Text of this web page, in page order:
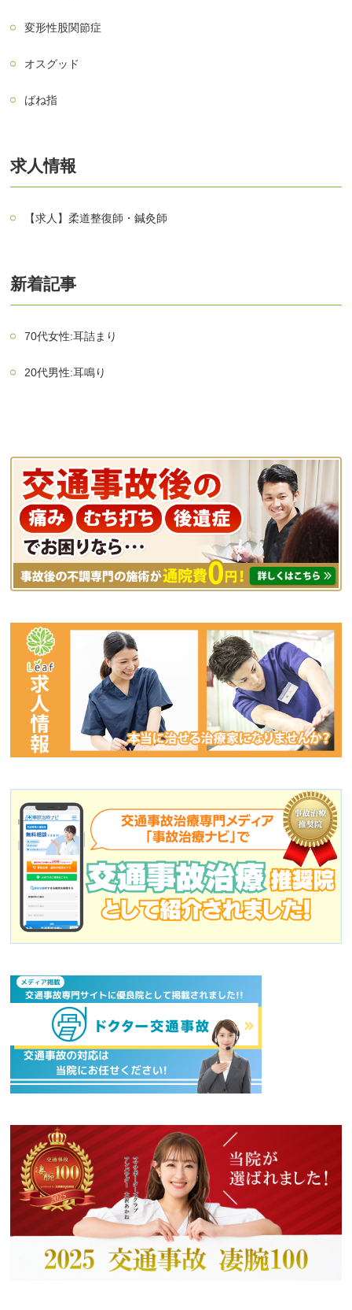
変形性股関節症
オスグッド
ばね指
求人情報
【求人】柔道整復師・鍼灸師
新着記事
70代女性:耳詰まり
20代男性:耳鳴り